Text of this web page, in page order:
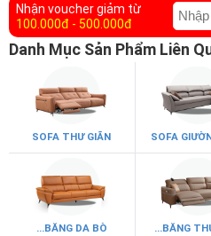
Nhận voucher giảm từ
100.000đ - 500.000đ
Danh Mục Sản Phẩm Liên
SOFA THƯ GIÃN SOFA
...BĂNG DA BÒ ...BĂNG